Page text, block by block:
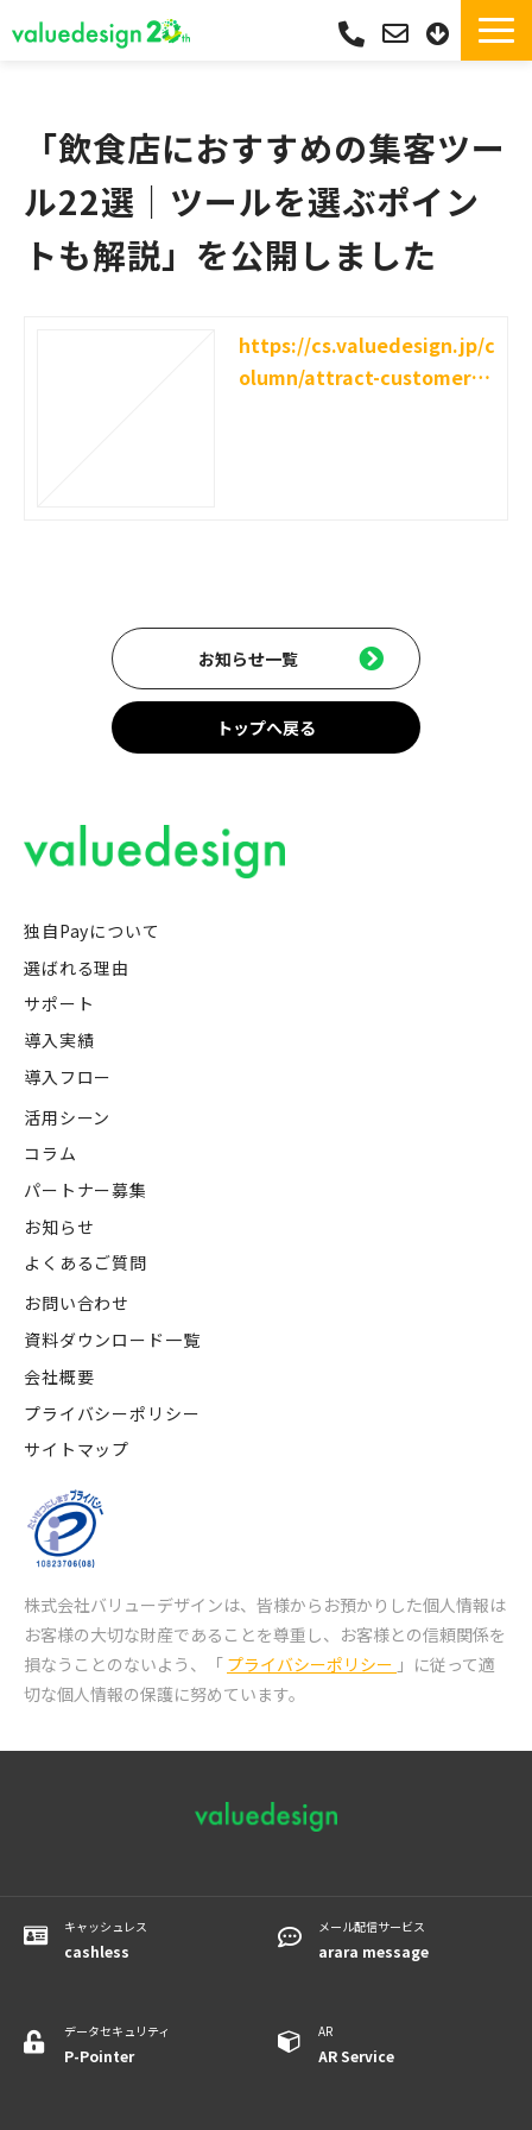
サポート
導入実績
導入フロー
コラム
よくあるご質問
「飲食店におすすめの集客ツー
ル22選｜ツールを選ぶポイン
トも解説」を公開しました
https://cs.valuedesign.jp/c
olumn/attract-customer-t
お知らせ一覧
トップへ戻る
独自Payについて
選ばれる理由
サポート
導入実績
導入フロー
活用シーン
コラム
パートナー募集
お知らせ
よくあるご質問
お問い合わせ
資料ダウンロード一覧
会社概要
プライバシーポリシー
サイトマップ
株式会社バリューデザインは、皆様からお預かりした個人情報は
お客様の大切な財産であることを尊重し、 お客様との信頼関係を
損なうことのないよう、「 プライバシーポリシー 」に従って適
切な個人情報の保護に努めています。
キャッシュレス
cashless
メール配信サービス
arara message
データセキュリティ
P-Pointer
AR
​​​​​​AR Service